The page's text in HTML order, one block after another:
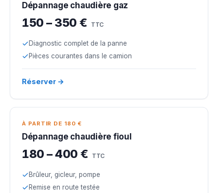
Dépannage chaudière gaz
150 – 350 € TTC
Diagnostic complet de la panne
Pièces courantes dans le camion
Réserver →
À PARTIR DE 180 €
Dépannage chaudière fioul
180 – 400 € TTC
Brûleur, gicleur, pompe
Remise en route testée